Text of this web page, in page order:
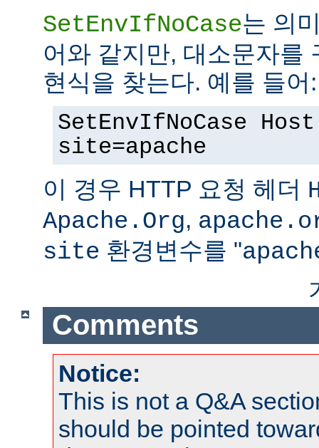
SetEnvIfNoCase는 의
어와 같지만, 대소문자를
현식을 찾는다. 예를 들어:
SetEnvIfNoCase
site=apache
이 경우 HTTP 요청 헤더
Apache.Org,
site 환경변수를 "
Comments
Notice:
This is not a Q&A
should be pointed